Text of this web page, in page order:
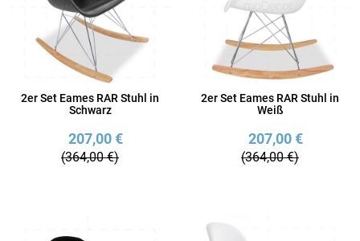
2er Set Eames RAR Stuhl in
Schwarz
207,00 €
(364,00 €)
2er Set Eames RAR Stuhl in
Weiß
207,00 €
(364,00 €)